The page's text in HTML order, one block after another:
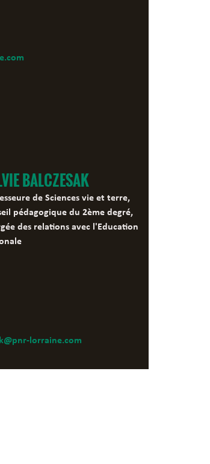
BALCZESAK
de Sciences vie et terre,
pédagogique du 2ème degré,
des relations avec l'Education
lorraine.com